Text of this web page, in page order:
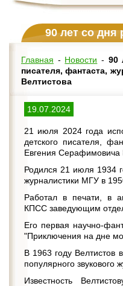
90 лет со дня рождения детского
Главная - Новости - 90
писателя, фантаста,
Велтистова
19.07.2024
21 июля 2024 года
детского писателя,
Евгения Серафимовича
Родился 21 июля 1934
журналистики МГУ в
Работал в печати, в
КПСС заведующим
Его первая научно-
"Приключения на дне
В 1963 году Велтистов
популярного звукового
Известность